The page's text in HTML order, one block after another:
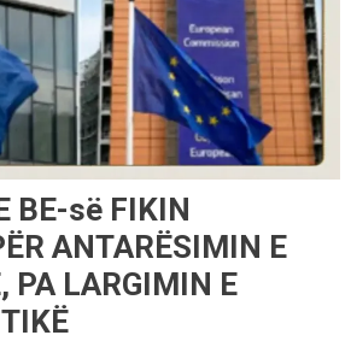
BE-së FIKIN
ANTARËSIMIN E
PA LARGIMIN E